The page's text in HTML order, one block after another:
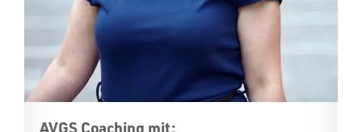
AVGS Coaching mit: